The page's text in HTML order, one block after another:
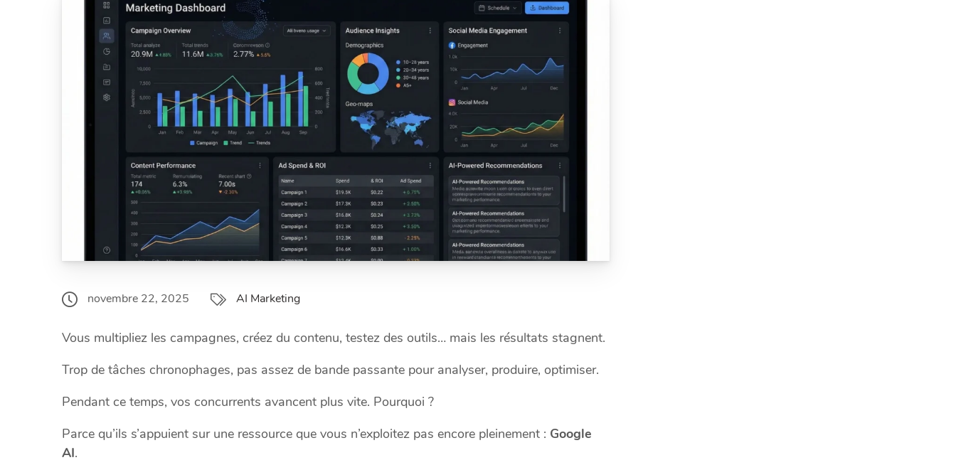
novembre 22, 2025 AI Marketing
Vous multipliez les campagnes, créez du contenu, testez des outils… mais les résultats stagnent.
Trop de tâches chronophages, pas assez de bande passante pour analyser, produire, optimiser.
Pendant ce temps, vos concurrents avancent plus vite. Pourquoi ?
Parce qu’ils s’appuient sur une ressource que vous n’exploitez pas encore pleinement : Google
AI.